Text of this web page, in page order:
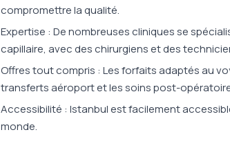
compromettre la qualité.
Expertise : De nombreuses cliniques se
capillaire, avec des chirurgiens et des
Offres tout compris : Les forfaits adaptés au
transferts aéroport et les soins post-
Accessibilité : Istanbul est facilement
monde.